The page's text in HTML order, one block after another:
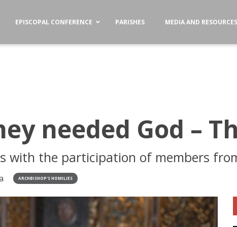
EPISCOPAL CONFERENCE PARISHES MEDIA AND RESOURCES
needed God –
with the participation of members
ARCHBISHOP'S HOMILIES